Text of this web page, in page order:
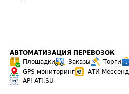
АВТОМАТИЗАЦИЯ ПЕРЕВОЗОК
Площадки
Заказы Торги
GPS-мониторинг
АТИ
API ATI.SU